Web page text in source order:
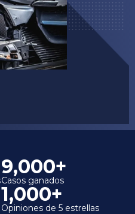
9,000+
Casos ganados
1,000+
Opiniones de 5 estrellas